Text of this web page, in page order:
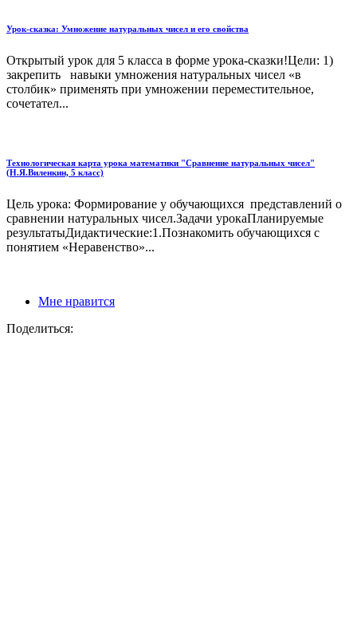
Урок-сказка: Умножение натуральных чисел и его свойства
Открытый урок для 5 класса в форме урока-сказки!Цели: 1)
закрепить навыки умножения натуральных чисел «в
столбик» применять при умножении переместительное,
сочетател...
Технологическая карта урока математики "Сравнение натуральных чисел"
(Н.Я.Виленкин, 5 класс)
Цель урока: Формирование у обучающихся представлений о
сравнении натуральных чисел.Задачи урокаПланируемые
результатыДидактические:1.Познакомить обучающихся с
понятием «Неравенство»...
Мне нравится
Поделиться: